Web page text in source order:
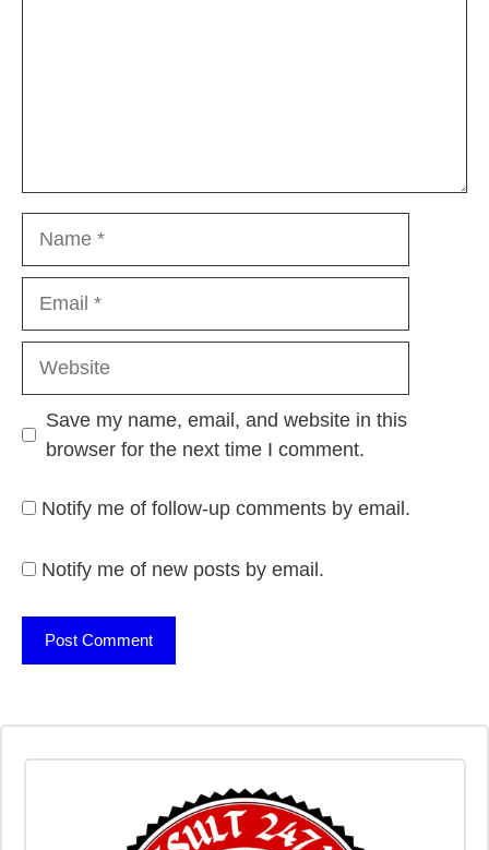
Save my name, email, and website in this
browser for the next time I comment.
Notify me of follow-up comments by email.
Notify me of new posts by email.